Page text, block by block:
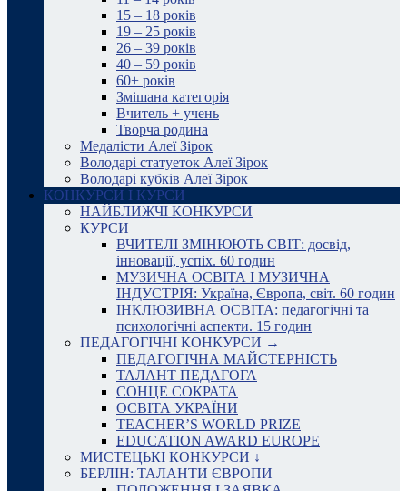
15 – 18 років
19 – 25 років
26 – 39 років
40 – 59 років
60+ років
Змішана категорія
Вчитель + учень
Творча родина
Медалісти Алеї Зірок
Володарі статуеток Алеї Зірок
Володарі кубків Алеї Зірок
КОНКУРСИ І КУРСИ
НАЙБЛИЖЧІ КОНКУРСИ
КУРСИ
ВЧИТЕЛІ ЗМІНЮЮТЬ СВІТ: досвід,
інновації, успіх. 60 годин
МУЗИЧНА ОСВІТА І МУЗИЧНА
ІНДУСТРІЯ: Україна, Європа, світ. 60 годин
ІНКЛЮЗИВНА ОСВІТА: педагогічні та
психологічні аспекти. 15 годин
ПЕДАГОГІЧНІ КОНКУРСИ →
ПЕДАГОГІЧНА МАЙСТЕРНІСТЬ
ТАЛАНТ ПЕДАГОГА
СОНЦЕ СОКРАТА
ОСВІТА УКРАЇНИ
TEACHER’S WORLD PRIZE
EDUCATION AWARD EUROPE
МИСТЕЦЬКІ КОНКУРСИ ↓
БЕРЛІН: ТАЛАНТИ ЄВРОПИ